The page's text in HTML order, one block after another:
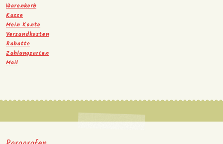
Warenkorb
Kasse
Mein Konto
Versandkosten
Rabatte
Zahlungsarten
Mail